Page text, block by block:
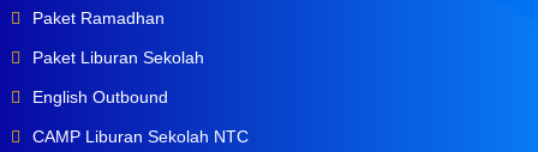
Paket Ramadhan
Paket Liburan Sekolah
English Outbound
CAMP Liburan Sekolah NTC